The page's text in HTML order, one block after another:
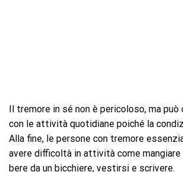
Il tremore in sé non è pericoloso, ma può
con le attività quotidiane poiché la
Alla fine, le persone con tremore
avere difficoltà in attività come
bere da un bicchiere, vestirsi e scrivere.